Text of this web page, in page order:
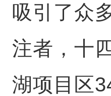
吸引了众
注者，十
湖项目区